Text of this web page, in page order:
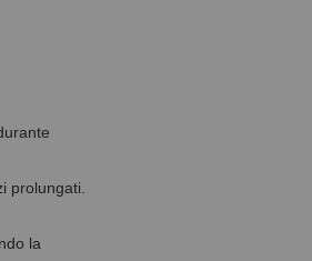
prolungati.
la